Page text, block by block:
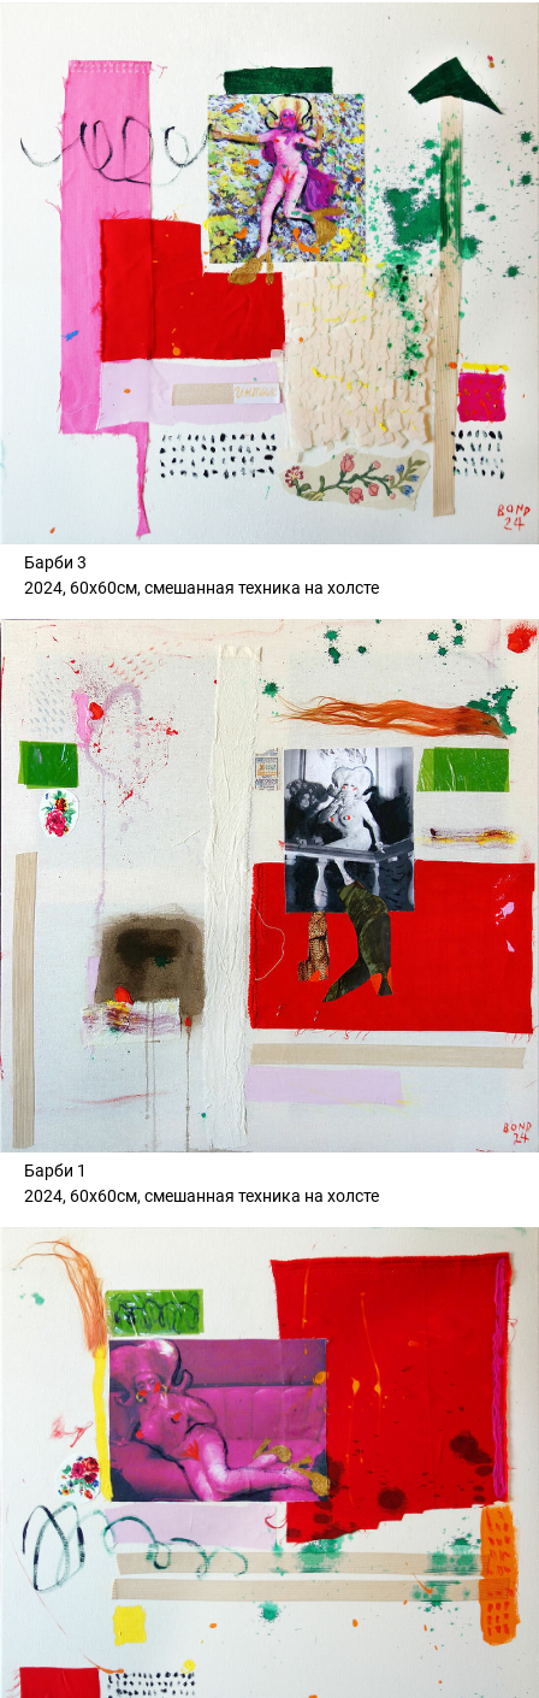
Барби 3
2024, 60х60см, смешанная техника на холсте
Барби 1
2024, 60х60см, смешанная техника на холсте